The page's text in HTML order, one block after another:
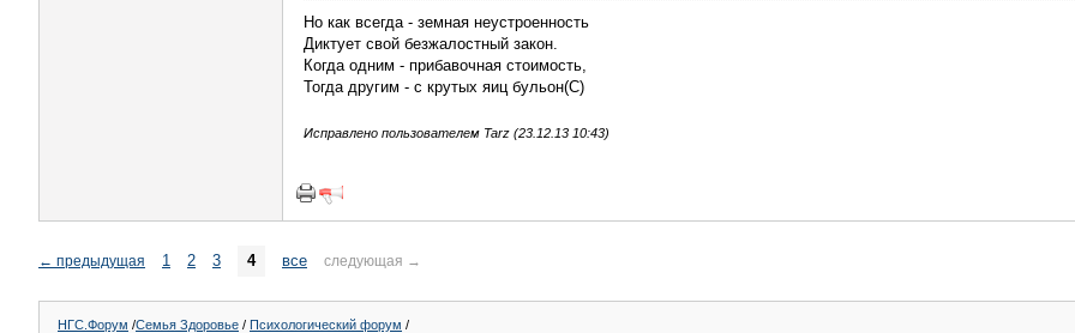
Но как всегда - земная неустроенность
Диктует свой безжалостный закон.
Когда одним - прибавочная стоимость,
Тогда другим - с крутых яиц бульон(С)
Исправлено пользователем Tarz (23.12.13 10:43)
← предыдущая 1 2 3 4 все следующая →
НГС.Форум /Семья Здоровье / Психологический форум /